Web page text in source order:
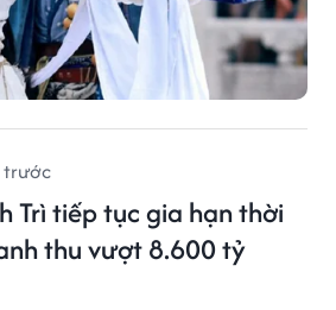
trước
Trì tiếp tục gia hạn thời
thu vượt 8.600 tỷ